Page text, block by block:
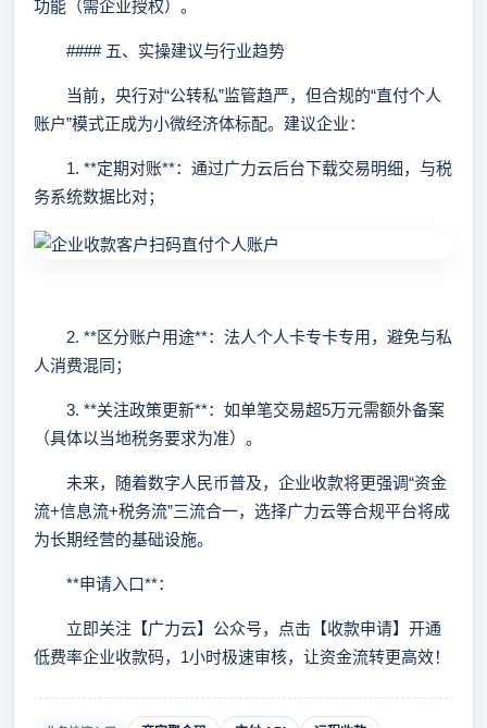
功能（需企业授权）。
#### 五、实操建议与行业趋势
当前，央行对“公转私”监管趋严，但合规的“直付个人
账户”模式正成为小微经济体标配。建议企业：
1. **定期对账**：通过广力云后台下载交易明细，与税
务系统数据比对；
2. **区分账户用途**：法人个人卡专卡专用，避免与私
人消费混同；
3. **关注政策更新**：如单笔交易超5万元需额外备案
（具体以当地税务要求为准）。
未来，随着数字人民币普及，企业收款将更强调“资金
流+信息流+税务流”三流合一，选择广力云等合规平台将成
为长期经营的基础设施。
**申请入口**：
立即关注【广力云】公众号，点击【收款申请】开通
低费率企业收款码，1小时极速审核，让资金流转更高效！